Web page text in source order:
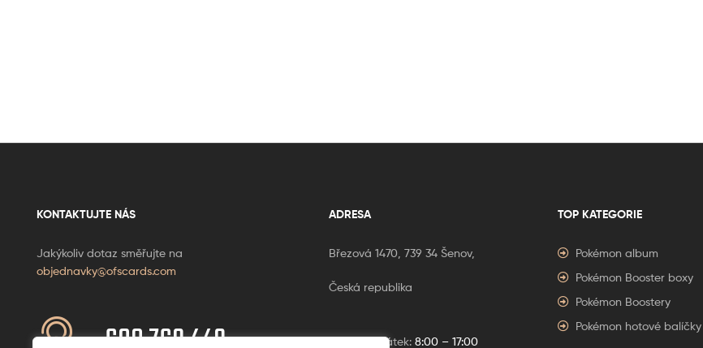
KONTAKTUJTE NÁS
Jakýkoliv dotaz směřujte na
objednavky@ofscards.com
ADRESA
Březová 1470, 739 34 Šenov,
Česká republika
Pondělí – Pátek: 8:00 – 17:00
TOP KATEGORIE
Pokémon album
Pokémon Booster boxy
Pokémon Boostery
Pokémon hotové balíčky